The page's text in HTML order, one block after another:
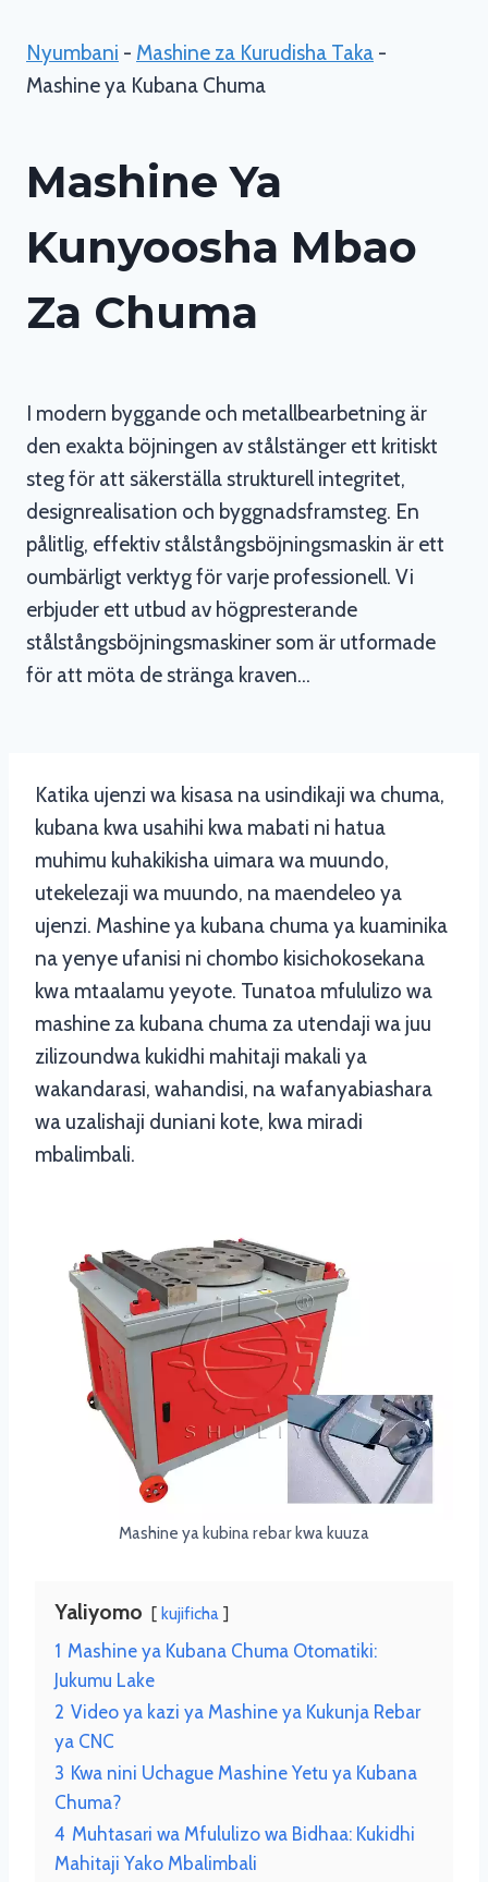
Nyumbani - Mashine za Kurudisha Taka -
Mashine ya Kubana Chuma
Mashine Ya
Kunyoosha Mbao
Za Chuma
I modern byggande och metallbearbetning är
den exakta böjningen av stålstänger ett kritiskt
steg för att säkerställa strukturell integritet,
designrealisation och byggnadsframsteg. En
pålitlig, effektiv stålstångsböjningsmaskin är ett
oumbärligt verktyg för varje professionell. Vi
erbjuder ett utbud av högpresterande
stålstångsböjningsmaskiner som är utformade
för att möta de stränga kraven…
Katika ujenzi wa kisasa na usindikaji wa chuma,
kubana kwa usahihi kwa mabati ni hatua
muhimu kuhakikisha uimara wa muundo,
utekelezaji wa muundo, na maendeleo ya
ujenzi. Mashine ya kubana chuma ya kuaminika
na yenye ufanisi ni chombo kisichokosekana
kwa mtaalamu yeyote. Tunatoa mfululizo wa
mashine za kubana chuma za utendaji wa juu
zilizoundwa kukidhi mahitaji makali ya
wakandarasi, wahandisi, na wafanyabiashara
wa uzalishaji duniani kote, kwa miradi
mbalimbali.
Mashine ya kubina rebar kwa kuuza
Yaliyomo kujificha
1 Mashine ya Kubana Chuma Otomatiki:
Jukumu Lake
2 Video ya kazi ya Mashine ya Kukunja Rebar
ya CNC
3 Kwa nini Uchague Mashine Yetu ya Kubana
Chuma?
4 Muhtasari wa Mfululizo wa Bidhaa: Kukidhi
Mahitaji Yako Mbalimbali